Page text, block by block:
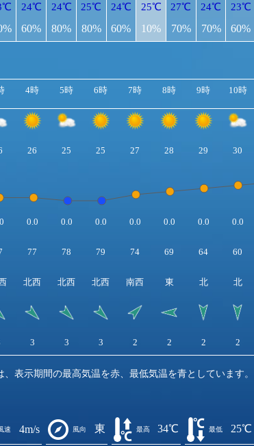
24℃
60%
24℃
80%
25℃
80%
24℃
60%
25℃
10%
27℃
70%
24℃
70%
23℃
60%
4時 5時 6時 7時 8時 9時 10時
26 25 25 27 28 29 30
0.0 0.0 0.0 0.0 0.0 0.0 0.0
77 78 79 74 69 64 60
北西 北西 北西 南西 東 北 北
3 3 3 2 2 2 2
表示期間の最高気温を赤、最低気温を青としています。
速 4m/s 風向 東 最高 34℃ 最低 25℃